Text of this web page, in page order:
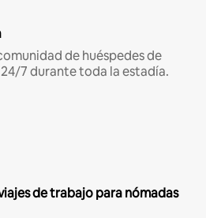
de huéspedes de
7 durante toda la estadía.
de trabajo para nómadas